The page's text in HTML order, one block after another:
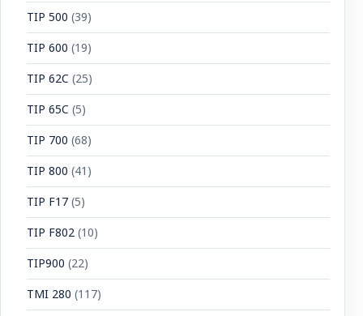
TIP 500 (39)
TIP 600 (19)
TIP 62C (25)
TIP 65C (5)
TIP 700 (68)
TIP 800 (41)
TIP F17(5)
TIP F802(10)
TIP900 (22)
TMI 280 (117)